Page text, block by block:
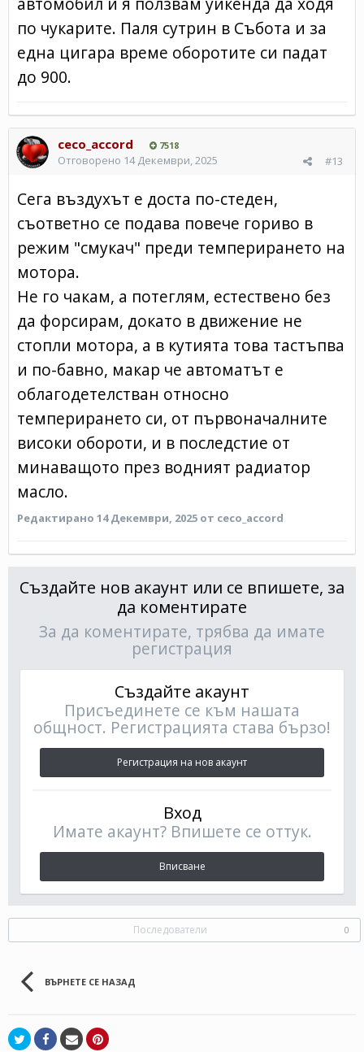
по чукарите. Паля сутрин в Събота и за
една цигара време оборотите си падат
до 900.
ceco_accord 7518
#13
Отговорено 14 Декември, 2025
Сега въздухът е доста по-стеден,
съответно се подава повече гориво в
режим "смукач" преди темперирането на
мотора.
Не го чакам, а потеглям, естествено без
да форсирам, докато в движение не
стопли мотора, а в кутията това тастъпва
и по-бавно, макар че автоматът е
облагодетелстван относно
темперирането си, от първоначалните
високи обороти, и в последстие от
минаващото през водният радиатор
масло.
Редактирано 14 Декември, 2025 от ceco_accord
Създайте нов акаунт или се впишете, за
да коментирате
За да коментирате, трябва да имате
регистрация
Създайте акаунт
Присъединете се към нашата
общност. Регистрацията става бързо!
Регистрация на нов акаунт
Вход
Имате акаунт? Впишете се оттук.
Вписване
Последователи 0
ВЪРНЕТЕ СЕ НАЗАД